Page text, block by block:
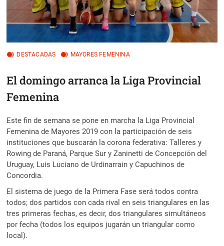
DESTACADAS MAYORES FEMENINA
El domingo arranca la Liga Provincial
Femenina
Este fin de semana se pone en marcha la Liga Provincial
Femenina de Mayores 2019 con la participación de seis
instituciones que buscarán la corona federativa: Talleres y
Rowing de Paraná, Parque Sur y Zaninetti de Concepción del
Uruguay, Luis Luciano de Urdinarrain y Capuchinos de
Concordia.
El sistema de juego de la Primera Fase será todos contra
todos; dos partidos con cada rival en seis triangulares en las
tres primeras fechas, es decir, dos triangulares simultáneos
por fecha (todos los equipos jugarán un triangular como
local).